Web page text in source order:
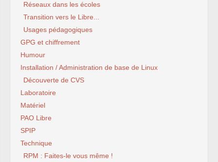
Réseaux dans les écoles
Transition vers le Libre...
Usages pédagogiques
GPG et chiffrement
Humour
Installation / Administration de base de Linux
Découverte de CVS
Laboratoire
Matériel
PAO Libre
SPIP
Technique
RPM : Faites-le vous même !